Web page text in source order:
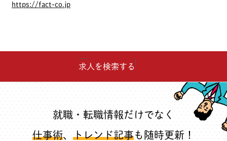
https://fact-co.jp
求人を検索する
就職・転職情報だけでなく
仕事術、 トレンド記事も随時更新！